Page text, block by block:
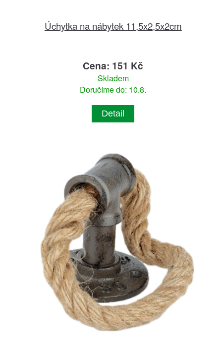
Úchytka na nábytek 11,5x2,5x2cm
Cena: 151 Kč
Skladem
Doručíme do: 10.8.
Detail